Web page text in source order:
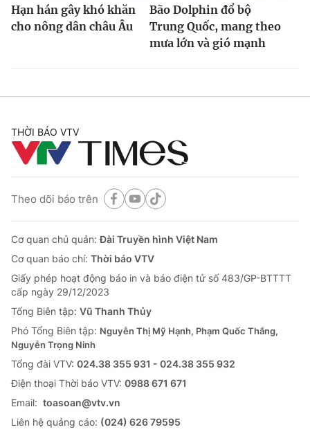
Hạn hán gây khó khăn
cho nông dân châu Âu
Bão Dolphin đổ bộ
Trung Quốc, mang theo
mưa lớn và gió mạnh
THỜI BÁO VTV
Theo dõi báo trên
Cơ quan chủ quản:Đài Truyền hình Việt Nam
Cơ quan báo chí: Thời báo VTV
Giấy phép hoạt động báo in và báo điện tử số 483/GP-BTTTT
cấp ngày 29/12/2023
Tổng Biên tập: Vũ Thanh Thủy
Phó Tổng Biên tập: Nguyễn Thị Mỹ Hạnh, Phạm Quốc Thắng,
Nguyễn Trọng Ninh
Tổng đài VTV: 024.38 355 931 - 024.38 355 932
Ðiện thoại Thời báo VTV: 0988 671 671
Email: toasoan@vtv.vn
Liên hệ quảng cáo: (024) 626 79595